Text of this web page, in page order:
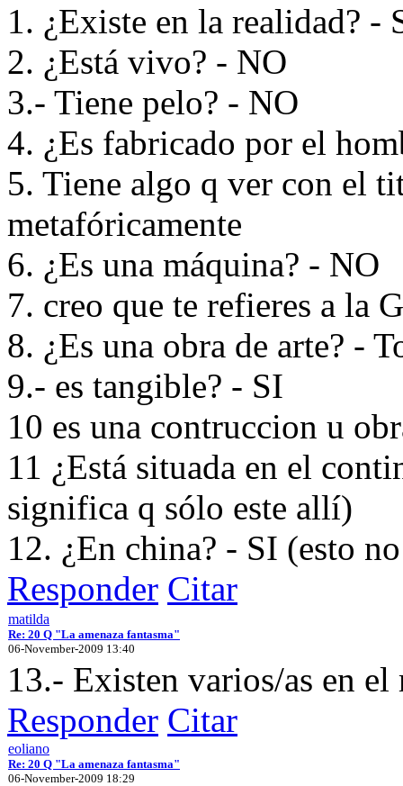
1. ¿Existe en la realidad? -
2. ¿Está vivo? - NO
3.- Tiene pelo? - NO
4. ¿Es fabricado por el
5. Tiene algo q ver con el
metafóricamente
6. ¿Es una máquina? - NO
7. creo que te refieres a la
8. ¿Es una obra de arte? -
9.- es tangible? - SI
10 es una contruccion u
11 ¿Está situada en el
significa q sólo este allí)
12. ¿En china? - SI (esto
Responder Citar
matilda
Re: 20 Q "La amenaza fantasma"
06-November-2009 13:40
13.- Existen varios/as en el
Responder Citar
eoliano
Re: 20 Q "La amenaza fantasma"
06-November-2009 18:29